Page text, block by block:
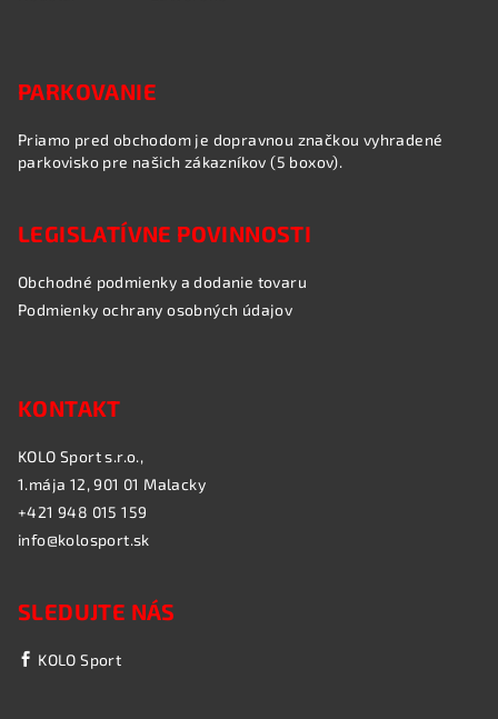
PARKOVANIE
Priamo pred obchodom je dopravnou značkou vyhradené
parkovisko pre našich zákazníkov (5 boxov).
LEGISLATÍVNE POVINNOSTI
Obchodné podmienky a dodanie tovaru
Podmienky ochrany osobných údajov
KONTAKT
KOLO Sport s.r.o.,
1.mája 12, 901 01 Malacky
+421 948 015 159
info@kolosport.sk
SLEDUJTE NÁS
KOLO Sport